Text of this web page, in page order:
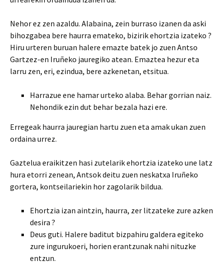
Nehor ez zen azaldu. Alabaina, zein burraso izanen da aski
bihozgabea bere haurra emateko, bizirik ehortzia izateko ?
Hiru urteren buruan halere emazte batek jo zuen Antso
Gartzez-en Iruñeko jauregiko atean. Emaztea hezur eta
larru zen, eri, ezindua, bere azkenetan, etsitua.
Harrazue ene hamar urteko alaba. Behar gorrian naiz.
Nehondik ezin dut behar bezala hazi ere.
Erregeak haurra jauregian hartu zuen eta amak ukan zuen
ordaina urrez.
Gaztelua eraikitzen hasi zutelarik ehortzia izateko une latz
hura etorri zenean, Antsok deitu zuen neskatxa Iruñeko
gortera, kontseilariekin hor zagolarik bildua.
Ehortzia izan aintzin, haurra, zer litzateke zure azken
desira ?
Deus guti. Halere baditut bizpahiru galdera egiteko
zure ingurukoeri, horien erantzunak nahi nituzke
entzun.